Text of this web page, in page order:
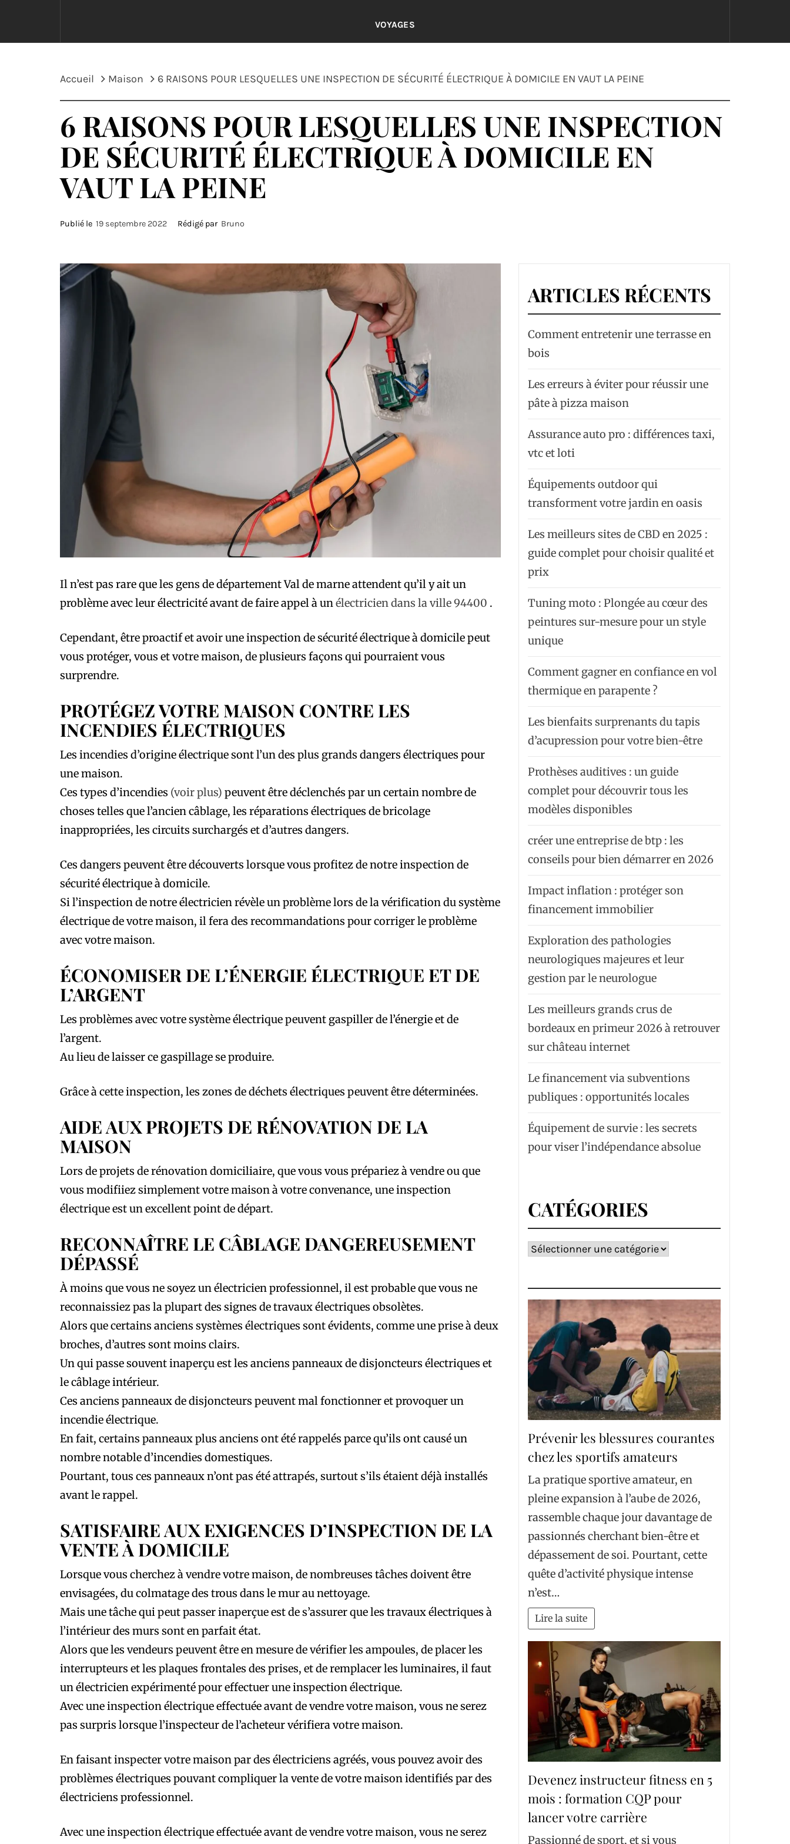
VOYAGES
Accueil Maison 6 RAISONS POUR LESQUELLES UNE INSPECTION DE SÉCURITÉ ÉLECTRIQUE À DOMICILE EN VAUT LA PEINE
6 RAISONS POUR LESQUELLES UNE INSPECTION
DE SÉCURITÉ ÉLECTRIQUE À DOMICILE EN
VAUT LA PEINE
Publié le 19 septembre 2022 Rédigé par Bruno
Il n’est pas rare que les gens de département Val de marne attendent qu’il y ait un
problème avec leur électricité avant de faire appel à unélectricien dans la ville 94400 .
Cependant, être proactif et avoir une inspection de sécurité électrique à domicile peut
vous protéger, vous et votre maison, de plusieurs façons qui pourraient vous
surprendre.
PROTÉGEZ VOTRE MAISON CONTRE LES
INCENDIES ÉLECTRIQUES
Les incendies d’origine électrique sont l’un des plus grands dangers électriques pour
une maison.
Ces types d’incendies (voir plus) peuvent être déclenchés par un certain nombre de
choses telles que l’ancien câblage, les réparations électriques de bricolage
inappropriées, les circuits surchargés et d’autres dangers.
Ces dangers peuvent être découverts lorsque vous profitez de notre inspection de
sécurité électrique à domicile.
Si l’inspection de notre électricien révèle un problème lors de la vérification du système
électrique de votre maison, il fera des recommandations pour corriger le problème
avec votre maison.
ÉCONOMISER DE L’ÉNERGIE ÉLECTRIQUE ET DE
L’ARGENT
Les problèmes avec votre système électrique peuvent gaspiller de l’énergie et de
l’argent.
Au lieu de laisser ce gaspillage se produire.
Grâce à cette inspection, les zones de déchets électriques peuvent être déterminées.
AIDE AUX PROJETS DE RÉNOVATION DE LA
MAISON
Lors de projets de rénovation domiciliaire, que vous vous prépariez à vendre ou que
vous modifiiez simplement votre maison à votre convenance, une inspection
électrique est un excellent point de départ.
RECONNAÎTRE LE CÂBLAGE DANGEREUSEMENT
DÉPASSÉ
À moins que vous ne soyez un électricien professionnel, il est probable que vous ne
reconnaissiez pas la plupart des signes de travaux électriques obsolètes.
Alors que certains anciens systèmes électriques sont évidents, comme une prise à deux
broches, d’autres sont moins clairs.
Un qui passe souvent inaperçu est les anciens panneaux de disjoncteurs électriques et
le câblage intérieur.
Ces anciens panneaux de disjoncteurs peuvent mal fonctionner et provoquer un
incendie électrique.
En fait, certains panneaux plus anciens ont été rappelés parce qu’ils ont causé un
nombre notable d’incendies domestiques.
Pourtant, tous ces panneaux n’ont pas été attrapés, surtout s’ils étaient déjà installés
avant le rappel.
SATISFAIRE AUX EXIGENCES D’INSPECTION DE LA
VENTE À DOMICILE
Lorsque vous cherchez à vendre votre maison, de nombreuses tâches doivent être
envisagées, du colmatage des trous dans le mur au nettoyage.
Mais une tâche qui peut passer inaperçue est de s’assurer que les travaux électriques à
l’intérieur des murs sont en parfait état.
Alors que les vendeurs peuvent être en mesure de vérifier les ampoules, de placer les
interrupteurs et les plaques frontales des prises, et de remplacer les luminaires, il faut
un électricien expérimenté pour effectuer une inspection électrique.
Avec une inspection électrique effectuée avant de vendre votre maison, vous ne serez
pas surpris lorsque l’inspecteur de l’acheteur vérifiera votre maison.
En faisant inspecter votre maison par des électriciens agréés, vous pouvez avoir des
problèmes électriques pouvant compliquer la vente de votre maison identifiés par des
électriciens professionnel.
Avec une inspection électrique effectuée avant de vendre votre maison, vous ne serez
ARTICLES RÉCENTS
Comment entretenir une terrasse en
bois
Les erreurs à éviter pour réussir une
pâte à pizza maison
Assurance auto pro : différences taxi,
vtc et loti
Équipements outdoor qui
transforment votre jardin en oasis
Les meilleurs sites de CBD en 2025 :
guide complet pour choisir qualité et
prix
Tuning moto : Plongée au cœur des
peintures sur-mesure pour un style
unique
Comment gagner en confiance en vol
thermique en parapente ?
Les bienfaits surprenants du tapis
d’acupression pour votre bien-être
Prothèses auditives : un guide
complet pour découvrir tous les
modèles disponibles
créer une entreprise de btp : les
conseils pour bien démarrer en 2026
Impact inflation : protéger son
financement immobilier
Exploration des pathologies
neurologiques majeures et leur
gestion par le neurologue
Les meilleurs grands crus de
bordeaux en primeur 2026 à retrouver
sur château internet
Le financement via subventions
publiques : opportunités locales
Équipement de survie : les secrets
pour viser l’indépendance absolue
CATÉGORIES
Catégories
Prévenir les blessures courantes
chez les sportifs amateurs
La pratique sportive amateur, en
pleine expansion à l’aube de 2026,
rassemble chaque jour davantage de
passionnés cherchant bien-être et
dépassement de soi. Pourtant, cette
quête d’activité physique intense
n’est…
Lire la suite
Devenez instructeur fitness en 5
mois : formation CQP pour
lancer votre carrière
Passionné de sport, et si vous